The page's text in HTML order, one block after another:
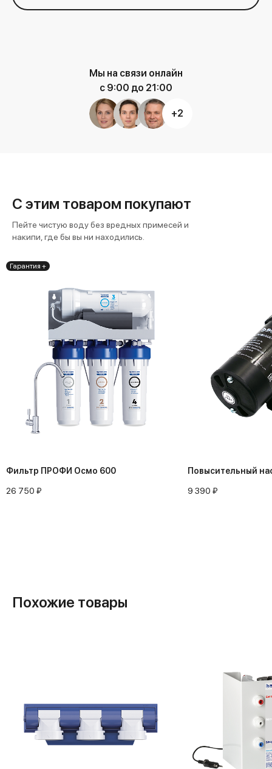
Мы на связи онлайн
с 9:00 до 21:00
+2
С этим товаром покупают
Пейте чистую воду без вредных примесей и
накипи, где бы вы ни находились.
Фильтр ПРОФИ Осмо 600
26 750 ₽
Гарантия +
Повысительный
9 390 ₽
Похожие товары